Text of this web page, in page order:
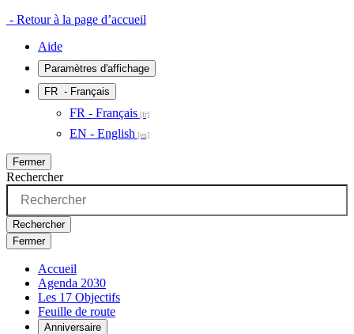
- Retour à la page d’accueil
Aide
Paramètres d'affichage
FR - Français
FR - Français
EN - English
Fermer
Rechercher
Rechercher
Fermer
Accueil
Agenda 2030
Les 17 Objectifs
Feuille de route
Anniversaire